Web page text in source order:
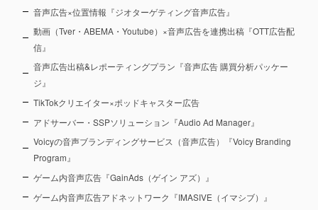
音声広告×位置情報『ジオターゲティング音声広告』
動画（Tver・ABEMA・Youtube）×音声広告を連携出稿『OTT広告配
信』
音声広告出稿&レポーティングプラン『音声広告 購買分析パッケー
ジ』
TikTokクリエイター×ポッドキャスター広告
アドサーバー・SSPソリューション『Audio Ad Manager』
Voicyの音声ブランディングサービス（音声広告）『Voicy Branding
Program』
ゲーム内音声広告『GainAds（ゲイン アズ）』
ゲーム内音声広告アドネットワーク『IMASIVE（イマシブ）』